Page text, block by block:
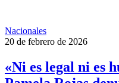
Nacionales
20 de febrero de 2026
«Ni es legal ni es